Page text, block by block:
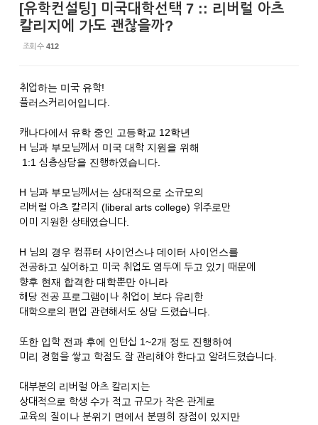
[유학컨설팅] 미국대학선택 7 :: 리버럴 아츠
칼리지에 가도 괜찮을까?
조회 수 412
취업하는 미국 유학!
플러스커리어입니다.
캐나다에서 유학 중인 고등학교 12학년
H 님과 부모님께서 미국 대학 지원을 위해
1:1 심층상담을 진행하였습니다.
H 님과 부모님께서는 상대적으로 소규모의
리버럴 아츠 칼리지 (liberal arts college) 위주로만
이미 지원한 상태였습니다.
H 님의 경우 컴퓨터 사이언스나 데이터 사이언스를
전공하고 싶어하고 미국 취업도 염두에 두고 있기 때문에
향후 현재 합격한 대학뿐만 아니라
해당 전공 프로그램이나 취업이 보다 유리한
대학으로의 편입 관련해서도 상담 드렸습니다.
또한 입학 전과 후에 인턴십 1~2개 정도 진행하여
미리 경험을 쌓고 학점도 잘 관리해야 한다고 알려드렸습니다.
대부분의 리버럴 아츠 칼리지는
상대적으로 학생 수가 적고 규모가 작은 관계로
교육의 질이나 분위기 면에서 분명히 장점이 있지만